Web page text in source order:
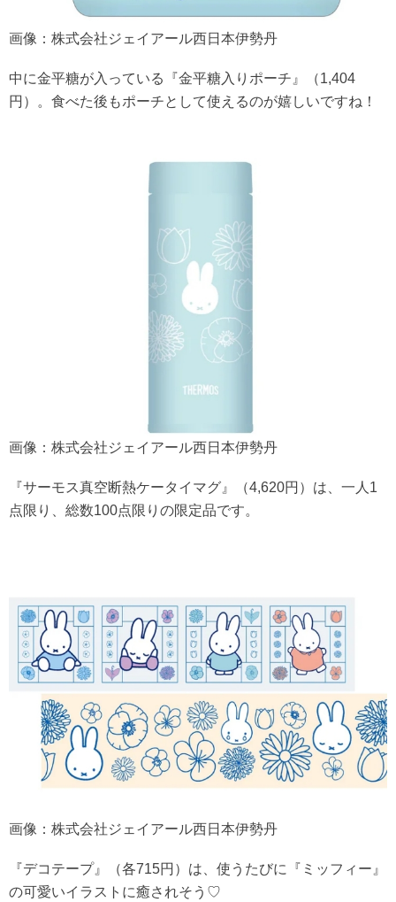
画像：株式会社ジェイアール西日本伊勢丹
中に金平糖が入っている『金平糖入りポーチ』（1,404
円）。食べた後もポーチとして使えるのが嬉しいですね！
画像：株式会社ジェイアール西日本伊勢丹
『サーモス真空断熱ケータイマグ』（4,620円）は、一人1
点限り、総数100点限りの限定品です。
画像：株式会社ジェイアール西日本伊勢丹
『デコテープ』（各715円）は、使うたびに『ミッフィー』
の可愛いイラストに癒されそう♡